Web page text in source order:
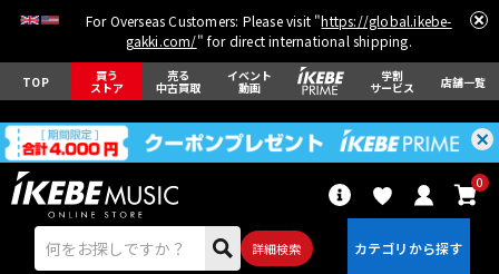
For Overseas Customers: Please visit "https://global.ikebe-
gakki.com/" for direct international shipping.
TOP 買う
ストア
売る
中古買取
イベント
動画
学割
サービス 店舗一覧
詳細検索
0